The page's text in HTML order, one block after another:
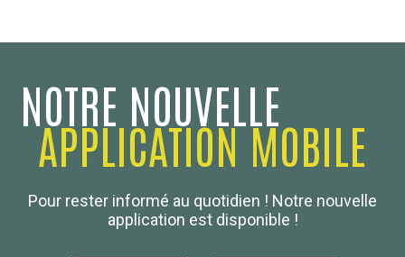
NOTRE NOUVELLE
APPLICATION MOBILE
Pour rester informé au quotidien ! Notre nouvelle
application est disponible !
Boulanger de France